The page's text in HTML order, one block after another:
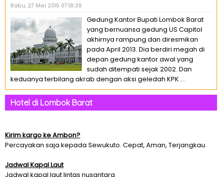
Rabu, 27 Mei 2015 07:18:39
Gedung Kantor Bupati Lombok Barat
yang bernuansa gedung US Capitol
akhirnya rampung dan diresmikan
pada April 2013. Dia berdiri megah di
depan gedung kantor awal yang
sudah ditempati sejak 2002. Dan
keduanya terbilang akrab dengan aksi geledah KPK ...
Hotel di Lombok Barat
Kirim kargo ke Ambon?
Percayakan saja kepada Sewukuto. Cepat, Aman, Terjangkau.
Jadwal Kapal Laut
Jadwal kapal laut lintas nusantara